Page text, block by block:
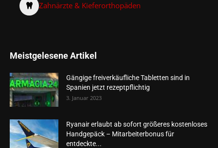
Zahnärzte & Kieferorthopäden
Meistgelesene Artikel
Gängige freiverkäufliche Tabletten sind in
Spanien jetzt rezeptpflichtig
3. Januar 2023
Ryanair erlaubt ab sofort größeres kostenloses
Handgepäck – Mitarbeiterbonus für
entdeckte...